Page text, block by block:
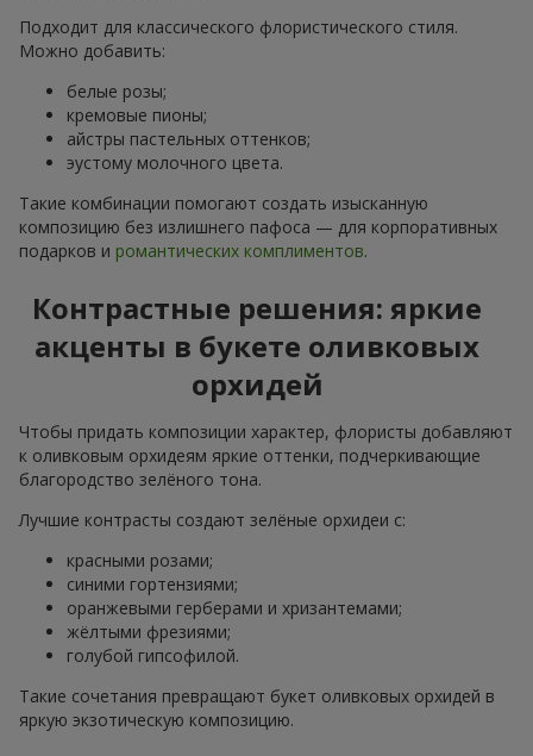
Подходит для классического флористического стиля.
Можно добавить:
белые розы;
кремовые пионы;
айстры пастельных оттенков;
эустому молочного цвета.
Такие комбинации помогают создать изысканную
композицию без излишнего пафоса — для корпоративных
подарков и романтических комплиментов.
Контрастные решения: яркие
акценты в букете оливковых
орхидей
Чтобы придать композиции характер, флористы добавляют
к оливковым орхидеям яркие оттенки, подчеркивающие
благородство зелёного тона.
Лучшие контрасты создают зелёные орхидеи с:
красными розами;
синими гортензиями;
оранжевыми герберами и хризантемами;
жёлтыми фрезиями;
голубой гипсофилой.
Такие сочетания превращают букет оливковых орхидей в
яркую экзотическую композицию.